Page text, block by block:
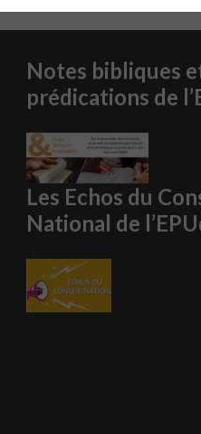
Notes bibliques
prédications de
Les Echos du
National de